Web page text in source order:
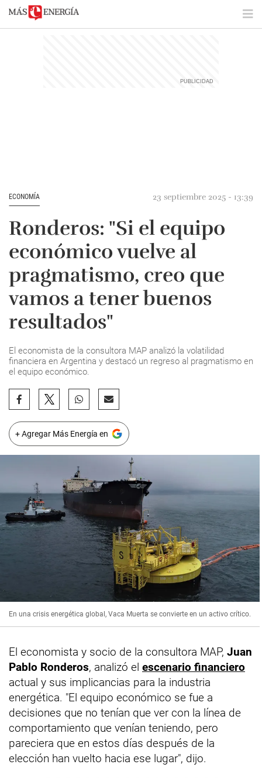
ECONOMÍA 23 septiembre 2025 - 13:39
Ronderos: "Si el equipo
económico vuelve al
pragmatismo, creo que
vamos a tener buenos
resultados"
El economista de la consultora MAP analizó la volatilidad
financiera en Argentina y destacó un regreso al pragmatismo en
el equipo económico.
+ Agregar Más Energía en
En una crisis energética global, Vaca Muerta se convierte en un activo crítico.
El economista y socio de la consultora MAP, Juan
Pablo Ronderos, analizó el escenario financiero
actual y sus implicancias para la industria
energética. "El equipo económico se fue a
decisiones que no tenían que ver con la línea de
comportamiento que venían teniendo, pero
pareciera que en estos días después de la
elección han vuelto hacia ese lugar", dijo.